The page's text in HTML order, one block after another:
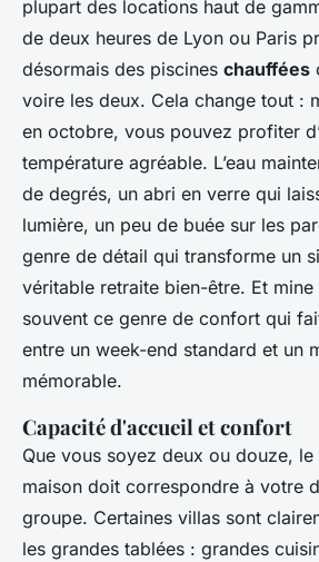
plupart des locations haut de
de deux heures de Lyon ou Paris
désormais des piscines chauffées
voire les deux. Cela change tout :
en octobre, vous pouvez profiter
température agréable. L’eau
de degrés, un abri en verre qui
lumière, un peu de buée sur les
genre de détail qui transforme un
véritable retraite bien-être. Et mine
souvent ce genre de confort qui
entre un week-end standard et un
mémorable.
Capacité d'accueil et confort
Que vous soyez deux ou douze,
maison doit correspondre à votre
groupe. Certaines villas sont
les grandes tablées : grandes